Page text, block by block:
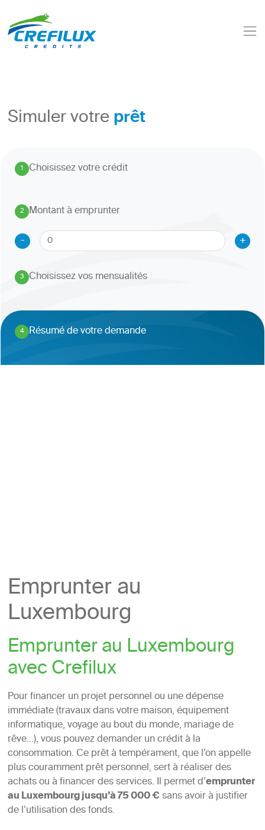
Simuler votreprêt
1. Choisissez votre crédit
2
.
Montant à emprunter
-
+
3
. Choisissez vos mensualités
4
. Résumé de votre demande
Emprunter au
Luxembourg
Emprunter au Luxembourg
avec Crefilux
Pour financer un projet personnel ou une dépense
immédiate (travaux dans votre maison, équipement
informatique, voyage au bout du monde, mariage de
rêve…), vous pouvez demander un crédit à la
consommation. Ce prêt à tempérament, que l’on appelle
plus couramment prêt personnel, sert à réaliser des
achats ou à financer des services. Il permet d’emprunter
au Luxembourg jusqu’à 75 000 €sans avoir à justifier
de l’utilisation des fonds.